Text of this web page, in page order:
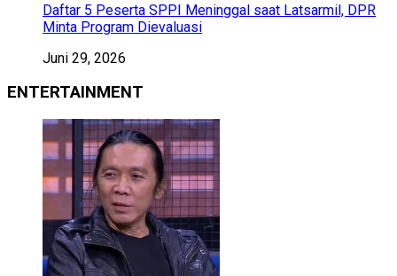
Daftar 5 Peserta SPPI Meninggal saat Latsarmil, DPR
Minta Program Dievaluasi
Juni 29, 2026
ENTERTAINMENT